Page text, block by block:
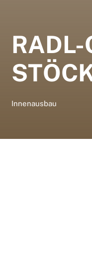
RADL-
Innenausbau